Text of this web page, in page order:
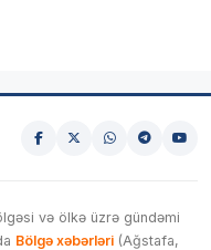
və ölkə üzrə gündəmi
Bölgə xəbərləri (Ağstafa,